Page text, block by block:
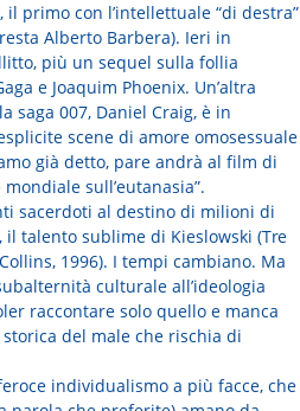
primo con l’intellettuale “di destra”
Alberto Barbera). Ieri in
più un sequel sulla follia
e Joaquim Phoenix. Un’altra
saga 007, Daniel Craig, è in
scene di amore omosessuale
già detto, pare andrà al film di
sull’eutanasia”.
sacerdoti al destino di milioni di
talento sublime di Kieslowski (Tre
1996). I tempi cambiano. Ma
culturale all’ideologia
raccontare solo quello e manca
del male che rischia di
individualismo a più facce, che